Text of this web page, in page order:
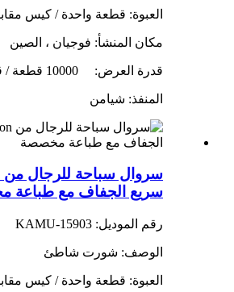
العبوة: قطعة واحدة / كيس
مكان المنشأ: فوجيان ، الصين
قدرة العرض: 10000 قطعة / قطعة شهريا
المنفذ: شيامن
سريع الجفاف مع طباعة
رقم الموديل: KAMU-15903
الوصف: شورت شاطئ
العبوة: قطعة واحدة / كيس